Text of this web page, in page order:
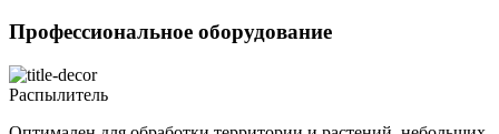
Профессиональное оборудование
Распылитель